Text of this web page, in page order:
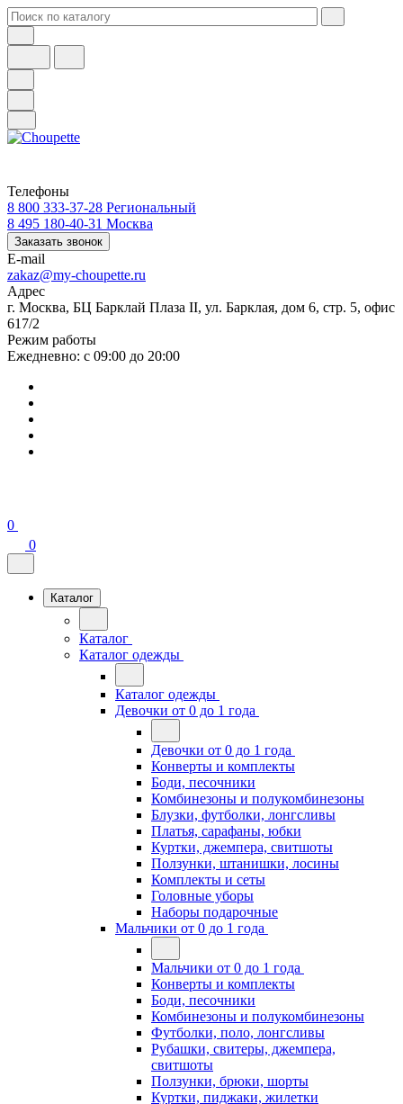
Телефоны
8 800 333-37-28 Региональный
8 495 180-40-31 Москва
Заказать звонок
E-mail
zakaz@my-choupette.ru
Адрес
г. Москва, БЦ Барклай Плаза II, ул. Барклая, дом 6, стр. 5, офис
617/2
Режим работы
Ежедневно: с 09:00 до 20:00
0
0
Каталог
Каталог
Каталог одежды
Каталог одежды
Девочки от 0 до 1 года
Девочки от 0 до 1 года
Конверты и комплекты
Боди, песочники
Комбинезоны и полукомбинезоны
Блузки, футболки, лонгсливы
Платья, сарафаны, юбки
Куртки, джемпера, свитшоты
Ползунки, штанишки, лосины
Комплекты и сеты
Головные уборы
Наборы подарочные
Мальчики от 0 до 1 года
Мальчики от 0 до 1 года
Конверты и комплекты
Боди, песочники
Комбинезоны и полукомбинезоны
Футболки, поло, лонгсливы
Рубашки, свитеры, джемпера,
свитшоты
Ползунки, брюки, шорты
Куртки, пиджаки, жилетки